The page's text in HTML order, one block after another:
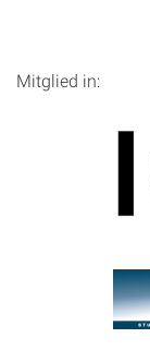
Mitglied in: